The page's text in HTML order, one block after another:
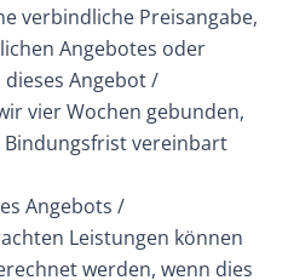
verbindliche Preisangabe,
Angebotes oder
Angebot /
vier Wochen gebunden,
vereinbart
Angebots /
Leistungen können
werden, wenn dies